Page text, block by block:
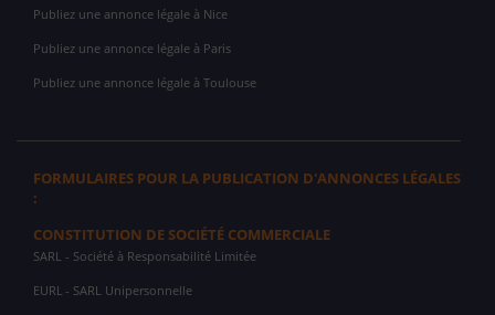
Publiez une annonce légale à Nice
Publiez une annonce légale à Paris
Publiez une annonce légale à Toulouse
FORMULAIRES POUR LA PUBLICATION D'ANNONCES LÉGALES
:
CONSTITUTION DE SOCIÉTÉ COMMERCIALE
SARL - Société à Responsabilité Limitée
EURL - SARL Unipersonnelle